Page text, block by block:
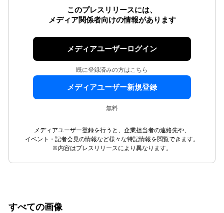
このプレスリリースには、
メディア関係者向けの情報があります
メディアユーザーログイン
既に登録済みの方はこちら
メディアユーザー新規登録
無料
メディアユーザー登録を行うと、企業担当者の連絡先や、
イベント・記者会見の情報など様々な特記情報を閲覧できます。
※内容はプレスリリースにより異なります。
すべての画像